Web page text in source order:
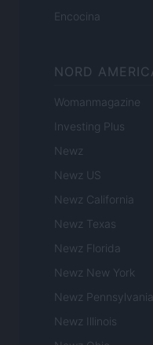
Encocina
NORD
Womanmagazine
Investing Plus
Newz
Newz US
Newz California
Newz Texas
Newz Florida
Newz New York
Newz Pennsylvania
Newz Illinois